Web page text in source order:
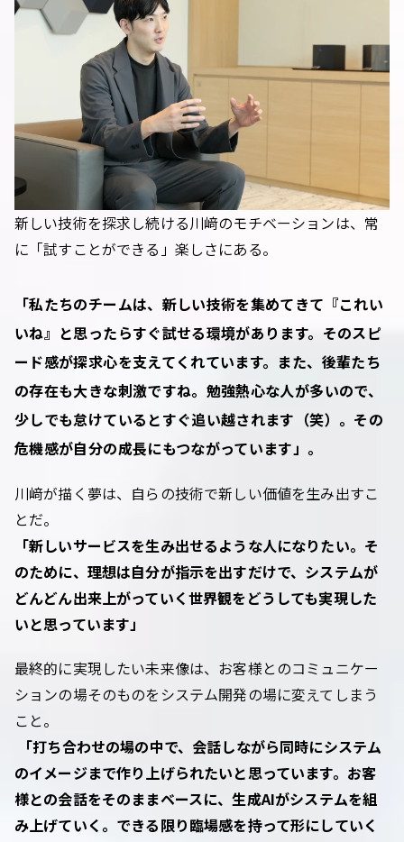
新しい技術を探求し続ける川﨑のモチベーションは、常
に「試すことができる」楽しさにある。
「私たちのチームは、新しい技術を集めてきて『これい
いね』と思ったらすぐ試せる環境があります。そのスピ
ード感が探求心を支えてくれています。また、後輩たち
の存在も大きな刺激ですね。勉強熱心な人が多いので、
少しでも怠けているとすぐ追い越されます（笑）。その
危機感が自分の成長にもつながっています」。
川﨑が描く夢は、自らの技術で新しい価値を生み出すこ
とだ。
「新しいサービスを生み出せるような人になりたい。そ
のために、理想は自分が指示を出すだけで、システムが
どんどん出来上がっていく世界観をどうしても実現した
いと思っています」
最終的に実現したい未来像は、お客様とのコミュニケー
ションの場そのものをシステム開発の場に変えてしまう
こと。
「打ち合わせの場の中で、会話しながら同時にシステム
のイメージまで作り上げられたいと思っています。お客
様との会話をそのままベースに、生成AIがシステムを組
み上げていく。できる限り臨場感を持って形にしていく